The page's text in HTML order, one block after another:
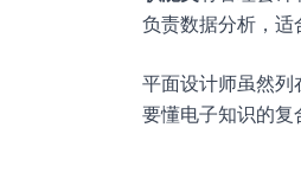
负责数据分析，适
平面设计师虽然列
要懂电子知识的复